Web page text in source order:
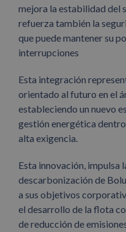
mejora la estabilidad del
refuerza también la
que puede mantener su
interrupciones
Esta integración
orientado al futuro en el
estableciendo un nuevo
gestión energética
alta exigencia.
Esta innovación, impulsa
descarbonización de
a sus objetivos
el desarrollo de la flota
de reducción de